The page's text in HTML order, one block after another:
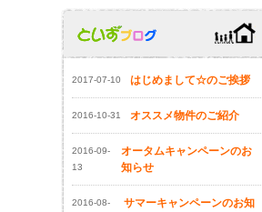
2017-07-10 はじめまして☆のご挨拶
2016-10-31 オススメ物件のご紹介
2016-09-
13
オータムキャンペーンのお
知らせ
2016-08-
サマーキャンペーンのお知